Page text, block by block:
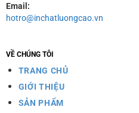
Email:
hotro@inchatluongcao.vn
VỀ CHÚNG TÔI
TRANG CHỦ
GIỚI THIỆU
SẢN PHẨM